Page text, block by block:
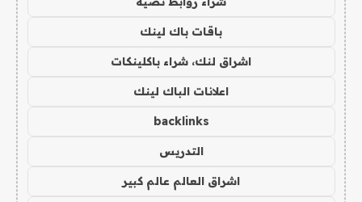
باقات باك لينك
اشراق لنك، شراء باكلينكات
اعلانات الباك لينك
backlinks
التدريس
اشراق العالم عالم كبير